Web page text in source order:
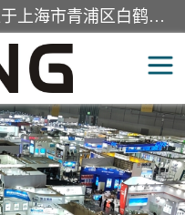
上海日朗展览服务有限公司位于上海市青浦区白鹤镇，营业范围有展览展示会务服务，室内装饰设计及施工，展示道具设计制作，舞台设计，图文设计，灯箱制作，园林绿化工程，广告装潢材料，建筑材料，办公用品，工艺礼品日用百货销售。
活动会议执行
专柜制作